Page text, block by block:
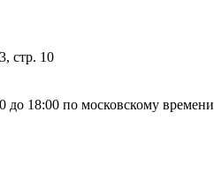
стр. 10
18:00 по московскому времени